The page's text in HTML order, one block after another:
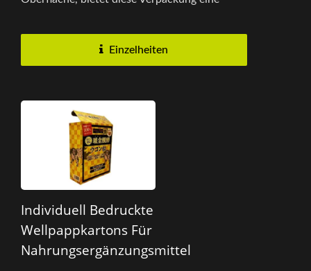
Einzelheiten
Individuell Bedruckte
Wellpappkartons Für
Nahrungsergänzungsmittel